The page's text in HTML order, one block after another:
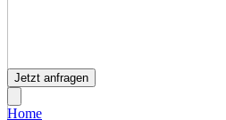
Jetzt anfragen
Home